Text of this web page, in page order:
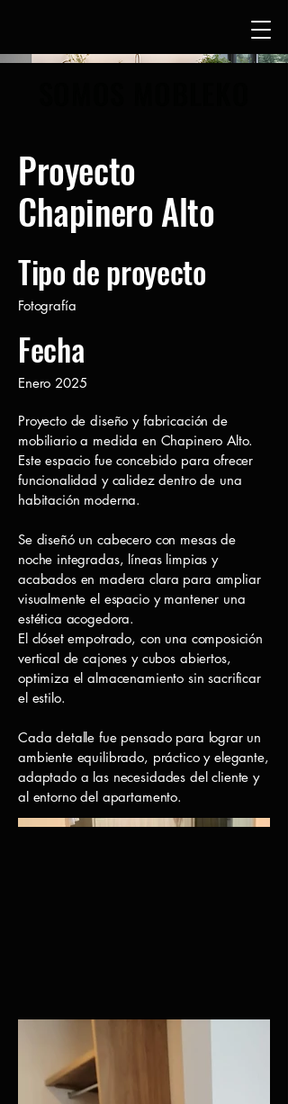
Proyecto
Chapinero Alto
Tipo de proyecto
Fotografía
Fecha
Enero 2025
Proyecto de diseño y fabricación de
mobiliario a medida en Chapinero Alto.
Este espacio fue concebido para ofrecer
funcionalidad y calidez dentro de una
habitación moderna.
Se diseñó un cabecero con mesas de
noche integradas, líneas limpias y
acabados en madera clara para ampliar
visualmente el espacio y mantener una
estética acogedora.
El clóset empotrado, con una composición
vertical de cajones y cubos abiertos,
optimiza el almacenamiento sin sacrificar
el estilo.
Cada detalle fue pensado para lograr un
ambiente equilibrado, práctico y elegante,
adaptado a las necesidades del cliente y
al entorno del apartamento.